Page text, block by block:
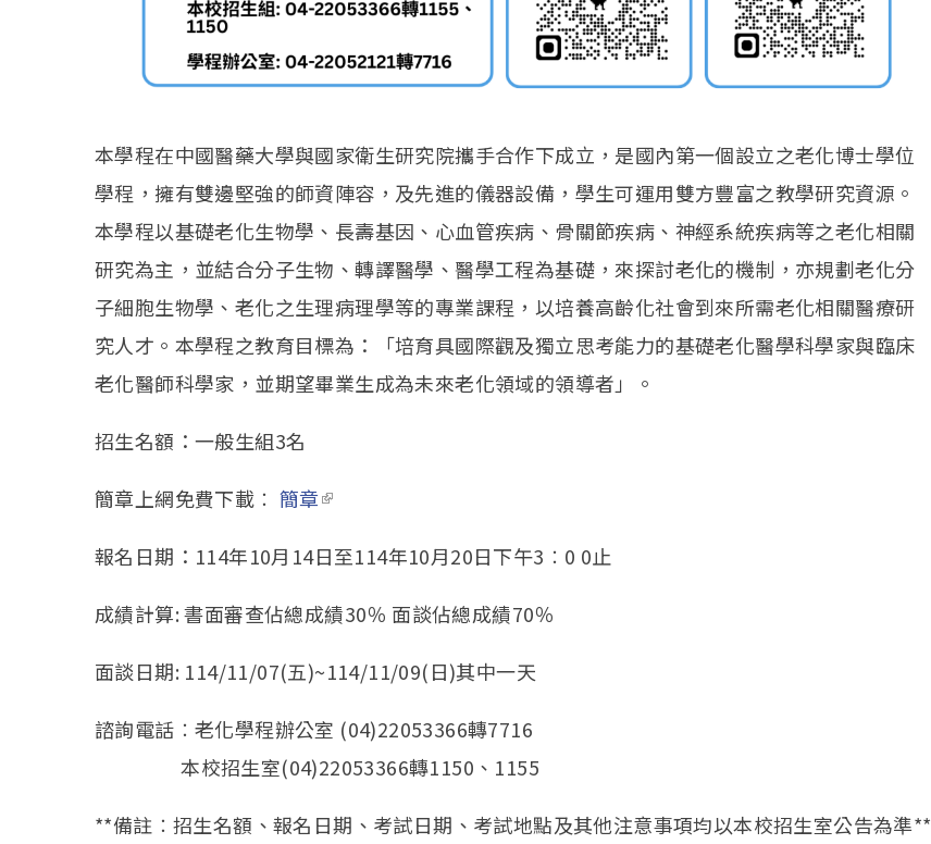
本學程在中國醫藥大學與國家衛生研究院攜手合作下成立，是國內第一個設立之老化博士學位
學程，擁有雙邊堅強的師資陣容，及先進的儀器設備，學生可運用雙方豐富之教學研究資源。
本學程以基礎老化生物學、長壽基因、心血管疾病、骨關節疾病、神經系統疾病等之老化相關
研究為主，並結合分子生物、轉譯醫學、醫學工程為基礎，來探討老化的機制，亦規劃老化分
子細胞生物學、老化之生理病理學等的專業課程，以培養高齡化社會到來所需老化相關醫療研
究人才。本學程之教育目標為：「培育具國際觀及獨立思考能力的基礎老化醫學科學家與臨床
老化醫師科學家，並期望畢業生成為未來老化領域的領導者」。
招生名額：一般生組3名
簡章上網免費下載︰ 簡章(link is external)
報名日期：114年10月14日至114年10月20日下午3︰0 0止
成績計算: 書面審查佔總成績30％ 面談佔總成績70％
面談日期: 114/11/07(五)~114/11/09(日)其中一天
諮詢電話︰老化學程辦公室 (04)22053366轉7716
本校招生室(04)22053366轉1150、1155
**備註︰招生名額、報名日期、考試日期、考試地點及其他注意事項均以本校招生室公告為準**